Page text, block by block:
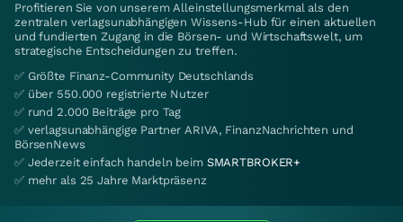
Profitieren Sie von unserem Alleinstellungsmerkmal als den
zentralen verlagsunabhängigen Wissens-Hub für einen aktuellen
und fundierten Zugang in die Börsen- und Wirtschaftswelt, um
strategische Entscheidungen zu treffen.
✅ Größte Finanz-Community Deutschlands
✅ über 550.000 registrierte Nutzer
✅ rund 2.000 Beiträge pro Tag
✅ verlagsunabhängige Partner ARIVA, FinanzNachrichten und
BörsenNews
✅ Jederzeit einfach handeln beim SMARTBROKER+
✅ mehr als 25 Jahre Marktpräsenz